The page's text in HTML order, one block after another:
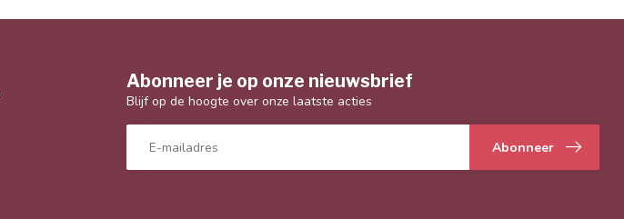
Abonneer je op onze nieuwsbrief
Blijf op de hoogte over onze laatste acties
Abonneer